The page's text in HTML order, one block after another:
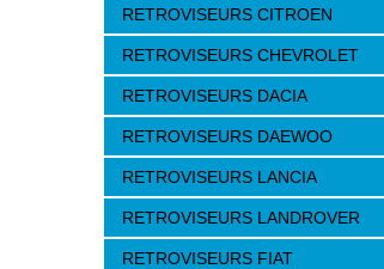
RETROVISEURS CITROEN
RETROVISEURS CHEVROLET
RETROVISEURS DACIA
RETROVISEURS DAEWOO
RETROVISEURS LANCIA
RETROVISEURS LANDROVER
RETROVISEURS FIAT